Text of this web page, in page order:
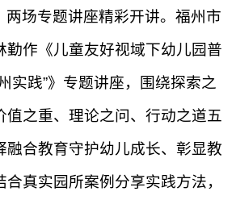
两场专题讲座精彩开讲。福州市
勤作《儿童友好视域下幼儿园普
实践”》专题讲座，围绕探索之
值之重、理论之问、行动之道五
融合教育守护幼儿成长、彰显教
真实园所案例分享实践方法，